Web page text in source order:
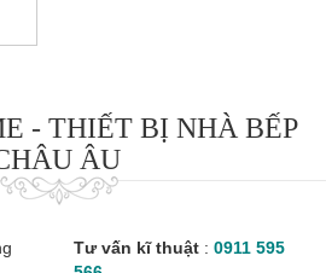
- THIẾT BỊ NHÀ BẾP
ÂU
Tư vấn kĩ thuật : 0911 595